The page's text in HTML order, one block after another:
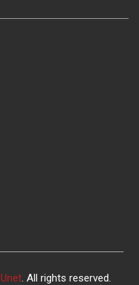
Unet. All rights reserved.